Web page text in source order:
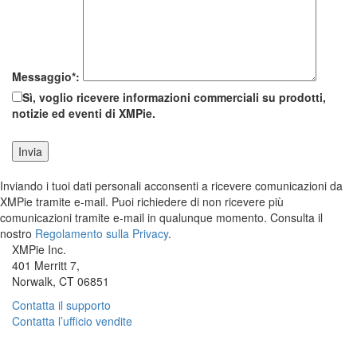
Messaggio*:
Sì, voglio ricevere informazioni commerciali su prodotti,
notizie ed eventi di XMPie.
Inviando i tuoi dati personali acconsenti a ricevere comunicazioni da
XMPie tramite e-mail. Puoi richiedere di non ricevere più
comunicazioni tramite e-mail in qualunque momento. Consulta il
nostro Regolamento sulla Privacy.
XMPie Inc.
401 Merritt 7,
Norwalk, CT 06851
Contatta il supporto
Contatta l’ufficio vendite